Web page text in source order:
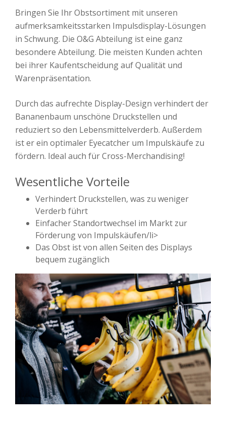
Bringen Sie Ihr Obstsortiment mit unseren
aufmerksamkeitsstarken Impulsdisplay-Lösungen
in Schwung. Die O&G Abteilung ist eine ganz
besondere Abteilung. Die meisten Kunden achten
bei ihrer Kaufentscheidung auf Qualität und
Warenpräsentation.
Durch das aufrechte Display-Design verhindert der
Bananenbaum unschöne Druckstellen und
reduziert so den Lebensmittelverderb. Außerdem
ist er ein optimaler Eyecatcher um Impulskäufe zu
fördern. Ideal auch für Cross-Merchandising!
Wesentliche Vorteile
Verhindert Druckstellen, was zu weniger
Verderb führt
Einfacher Standortwechsel im Markt zur
Förderung von Impulskäufen/li>
Das Obst ist von allen Seiten des Displays
bequem zugänglich